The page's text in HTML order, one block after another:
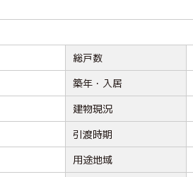
総戸数
築年・入居
建物現況
引渡時期
用途地域